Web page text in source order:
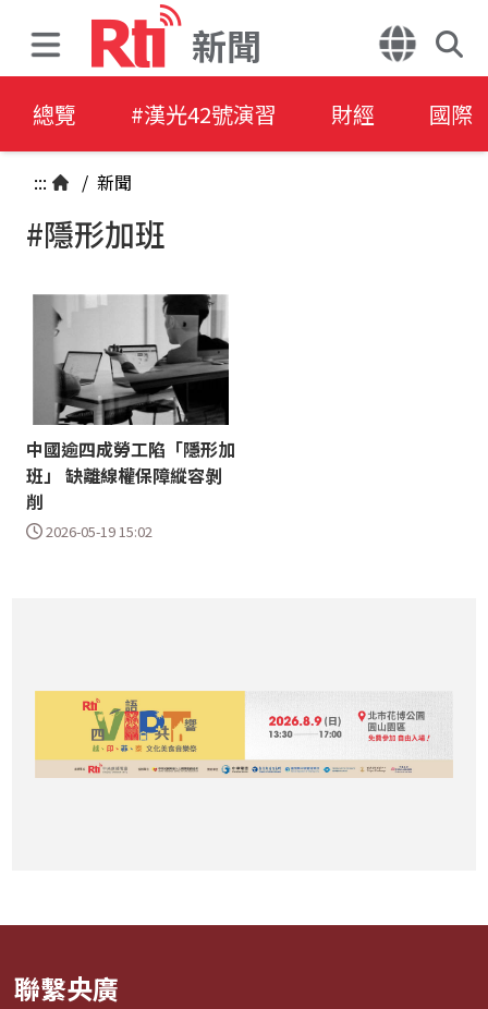
新聞
總覽 #漢光42號演習 財經 國際
::: / 新聞
#隱形加班
中國逾四成勞工陷「隱形加
班」 缺離線權保障縱容剝
削
2026-05-19 15:02
聯繫央廣